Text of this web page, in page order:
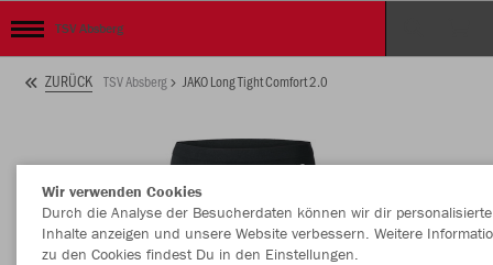
TSV Absberg
ZURÜCK TSV Absberg JAKO Long Tight Comfort 2.0
Wir verwenden Cookies
Durch die Analyse der Besucherdaten können wir dir personalisierte
Inhalte anzeigen und unsere Website verbessern. Weitere
zu den Cookies findest Du in den Einstellungen.